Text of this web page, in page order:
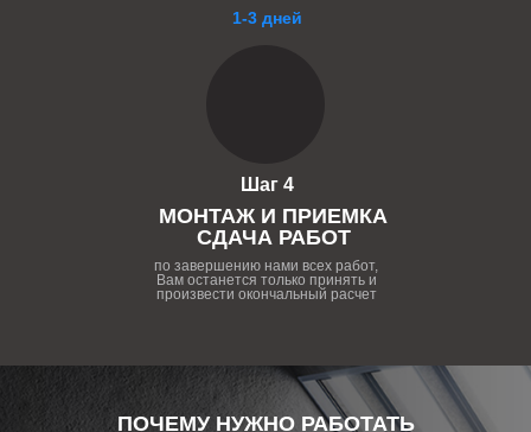
1-3 дней
Шаг 4
МОНТАЖ И ПРИЕМКА
СДАЧА РАБОТ
по завершению нами всех работ,
Вам останется только принять и
произвести окончальный расчет
ПОЧЕМУ НУЖНО РАБОТАТЬ